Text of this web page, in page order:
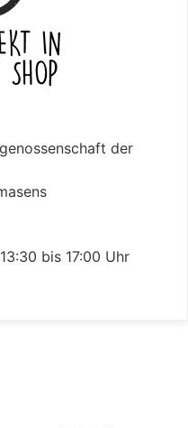
der
bis 17:00 Uhr